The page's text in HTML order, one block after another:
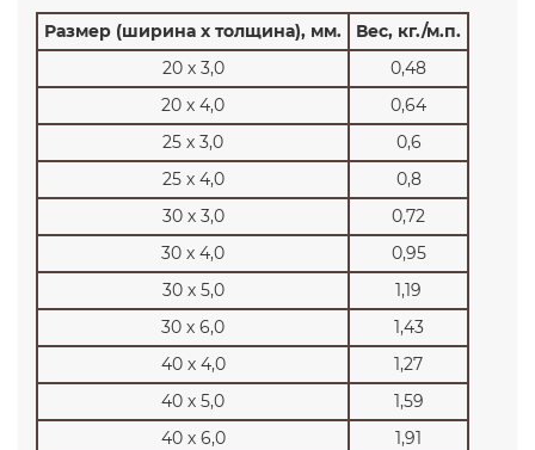
Размер (ширина х толщина), мм.
Вес, кг./м.п.
20 х 3,0
0,48
20 х 4,0
0,64
25 х 3,0
0,6
25 х 4,0
0,8
30 х 3,0
0,72
30 х 4,0
0,95
30 х 5,0
1,19
30 х 6,0
1,43
40 х 4,0
1,27
40 х 5,0
1,59
40 х 6,0
1,91